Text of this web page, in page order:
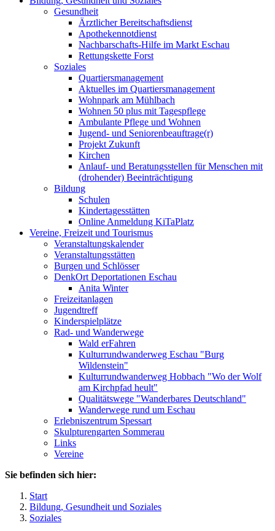
Gesundheit
Ärztlicher Bereitschaftsdienst
Apothekennotdienst
Nachbarschafts-Hilfe im Markt Eschau
Rettungskette Forst
Soziales
Quartiersmanagement
Aktuelles im Quartiersmanagement
Wohnpark am Mühlbach
Wohnen 50 plus mit Tagespflege
Ambulante Pflege und Wohnen
Jugend- und Seniorenbeauftrage(r)
Projekt Zukunft
Kirchen
Anlauf- und Beratungsstellen für Menschen mit
(drohender) Beeinträchtigung
Bildung
Schulen
Kindertagesstätten
Online Anmeldung KiTaPlatz
Vereine, Freizeit und Tourismus
Veranstaltungskalender
Veranstaltungsstätten
Burgen und Schlösser
DenkOrt Deportationen Eschau
Anita Winter
Freizeitanlagen
Jugendtreff
Kinderspielplätze
Rad- und Wanderwege
Wald erFahren
Kulturrundwanderweg Eschau "Burg
Wildenstein"
Kulturrundwanderweg Hobbach "Wo der Wolf
am Kirchpfad heult"
Qualitätswege "Wanderbares Deutschland"
Wanderwege rund um Eschau
Erlebniszentrum Spessart
Skulpturengarten Sommerau
Links
Vereine
Sie befinden sich hier:
Start
Bildung, Gesundheit und Soziales
Soziales